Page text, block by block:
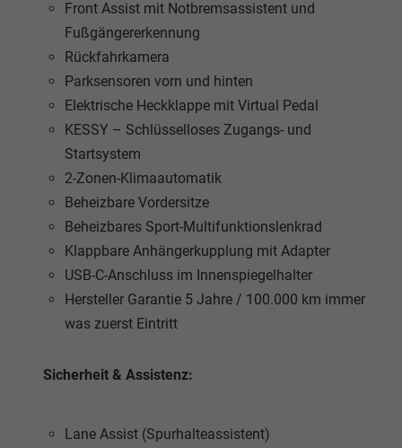
Front Assist mit Notbremsassistent und
Fußgängererkennung
Rückfahrkamera
Parksensoren vorn und hinten
Elektrische Heckklappe mit Virtual Pedal
KESSY – Schlüsselloses Zugangs- und
Startsystem
2-Zonen-Klimaautomatik
Beheizbare Vordersitze
Beheizbares Sport-Multifunktionslenkrad
Klappbare Anhängerkupplung mit Adapter
USB-C-Anschluss im Innenspiegelhalter
Hersteller Garantie 5 Jahre / 100.000 km immer
was zuerst Eintritt
Sicherheit & Assistenz:
Lane Assist (Spurhalteassistent)